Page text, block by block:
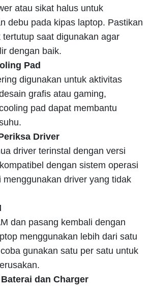
atau sikat halus untuk
debu pada kipas laptop. Pastikan
tertutup saat digunakan agar
dengan baik.
Pad
digunakan untuk aktivitas
grafis atau gaming,
pad dapat membantu
Driver
driver terinstal dengan versi
dengan sistem operasi
menggunakan driver yang tidak
dan pasang kembali dengan
menggunakan lebih dari satu
gunakan satu per satu untuk
dan Charger